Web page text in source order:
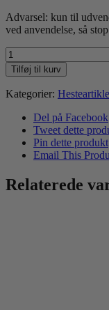
Advarsel: kun til
ved anvendelse, så
Silver
Honey™
Rapid
Wound
Repair
Salve
antal
Tilføj til kurv
Kategorier:
Del på Facebook
Tweet dette
Pin dette produkt
Email This
Relaterede